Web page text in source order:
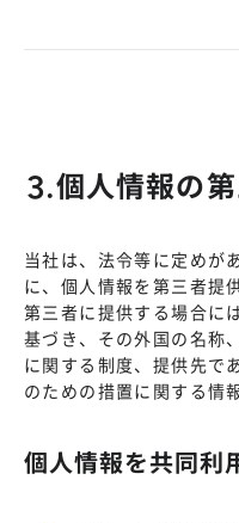
3.個人情報の
当社は、法令等に定めが
に、個人情報を第三者提
第三者に提供する場合に
基づき、その外国の名称
に関する制度、提供先で
のための措置に関する情
個人情報を共同利